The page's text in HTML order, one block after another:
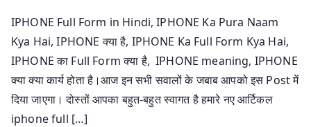
IPHONE Full Form in Hindi, IPHONE Ka Pura Naam
Kya Hai, IPHONE क्या है, IPHONE Ka Full Form Kya Hai,
IPHONE का Full Form क्या है, IPHONE meaning, IPHONE
क्या क्या कार्य होता है।आज इन सभी सवालों के जबाब आपको इस Post में
दिया जाएगा। दोस्तों आपका बहुत-बहुत स्वागत है हमारे नए आर्टिकल
iphone full […]